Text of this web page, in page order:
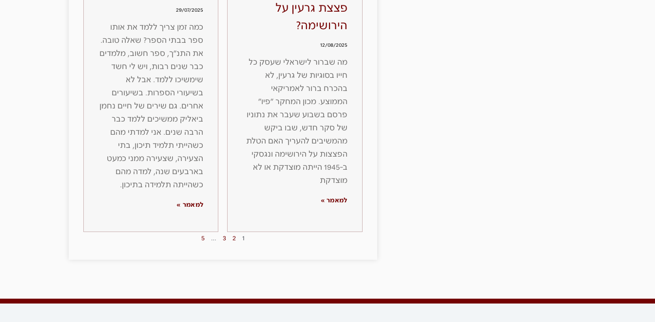
פצצת גרעין על
הירושימה?
12/08/2025
מה שברור לישראלי שעסק כל
חייו בסוגיות של גרעין, לא
בהכרח ברור לאמריקאי
הממוצע. מכון המחקר ״פיו״
פרסם בשבוע שעבר את נתוניו
של סקר חדש, שבו ביקש
מהמשיבים להעריך האם הטלת
הפצצות על הירושימה ונגסקי
ב-1945 הייתה מוצדקת או לא
מוצדקת
למאמר »
29/07/2025
כמה זמן צריך ללמד את אותו
ספר בבתי הספר? שאלה טובה.
את התנ״ך, ספר חשוב, מלמדים
כבר שנים רבות, ויש לי חשד
שימשיכו ללמד. אבל לא
בשיעורי הספרות. בשיעורים
אחרים. גם שירים של חיים נחמן
ביאליק ממשיכים ללמד כבר
הרבה שנים. אני למדתי מהם
כשהייתי תלמיד תיכון, בתי
הצעירה, שצעירה ממני כמעט
בארבעים שנה, למדה מהם
כשהייתה תלמידה בתיכון.
למאמר »
1
2
3
…
5